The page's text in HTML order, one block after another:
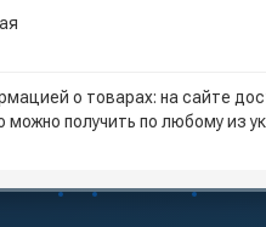
о товарах: на сайте
получить по любому из